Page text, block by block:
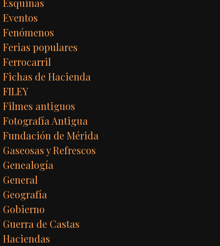
Esquinas
Eventos
Fenómenos
Ferias populares
Ferrocarril
Fichas de Hacienda
FILEY
Filmes antiguos
Fotografía Antigua
Fundación de Mérida
Gaseosas y Refrescos
Genealogía
General
Geografía
Gobierno
Guerra de Castas
Haciendas